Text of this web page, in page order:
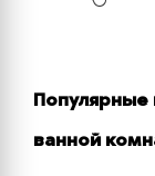
Популярные
ванной